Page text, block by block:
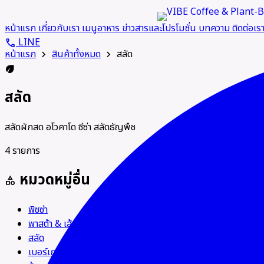
หน้าแรกเกี่ยวกับเราเมนูอาหารข่าวสารและโปรโมชั่นบทความติดต่อเรา
call LINE
หน้าแรก chevron_right สินค้าทั้งหมด chevron_right สลัด
eco
สลัด
สลัดผักสด อโวคาโด ซีซ่า สลัดธัญพืช
4 รายการ
category หมวดหมู่อื่น
พิซซ่า
พาสต้า & เส้น
สลัด
เบอร์เกอร์ & แซนวิช